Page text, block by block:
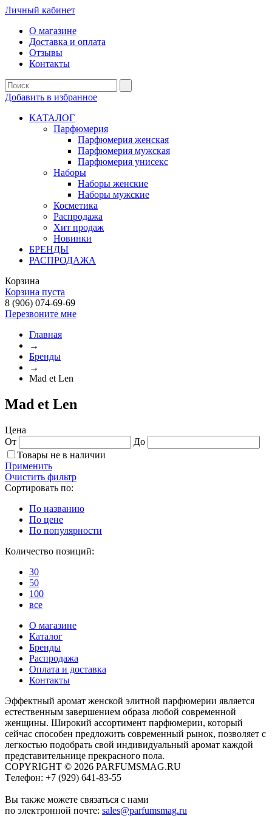
Личный кабинет
О магазине
Доставка и оплата
Отзывы
Контакты
Добавить в избранное
КАТАЛОГ
Парфюмерия
Парфюмерия женская
Парфюмерия мужская
Парфюмерия унисекс
Наборы
Наборы женские
Наборы мужские
Косметика
Распродажа
Хит продаж
Новинки
БРЕНДЫ
РАСПРОДАЖА
Корзина
Корзина пуста
8 (906) 074-69-69
Перезвоните мне
Главная
→
Бренды
→
Mad et Len
Mad et Len
Цена
От
До
Товары не в наличии
Применить
Очистить фильтр
Сортировать по:
По названию
По цене
По популярности
Количество позиций:
30
50
100
все
О магазине
Каталог
Бренды
Распродажа
Оплата и доставка
Контакты
Эффектный аромат женской элитной парфюмерии является
естественным завершением образа любой современной
женщины. Широкий ассортимент парфюмерии, который
сейчас способен предложить современный рынок, позволяет с
легкостью подобрать свой индивидуальный аромат каждой
представительнице прекрасного пола.
COPYRIGHT © 2026 PARFUMSMAG.RU
Tелефон: +7 (929) 641-83-55
Вы также можете связаться с нами
по электронной почте: sales@parfumsmag.ru